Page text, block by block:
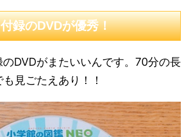
付録のDVDが優秀！
のDVDがまたいいんです。70分の長
見ごたえあり！！